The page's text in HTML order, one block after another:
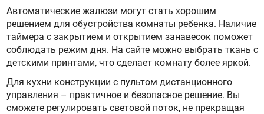
Автоматические жалюзи могут стать хорошим
решением для обустройства комнаты ребенка. Наличие
таймера с закрытием и открытием занавесок поможет
соблюдать режим дня. На сайте можно выбрать ткань с
детскими принтами, что сделает комнату более яркой.
Для кухни конструкции с пультом дистанционного
управления – практичное и безопасное решение. Вы
сможете регулировать световой поток, не прекращая